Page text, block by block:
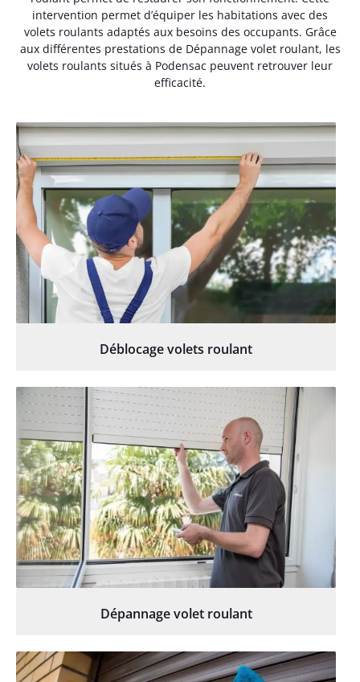
intervention permet d’équiper les habitations avec des
volets roulants adaptés aux besoins des occupants. Grâce
aux différentes prestations de Dépannage volet roulant, les
volets roulants situés à Podensac peuvent retrouver leur
efficacité.
Déblocage volets roulant
Dépannage volet roulant